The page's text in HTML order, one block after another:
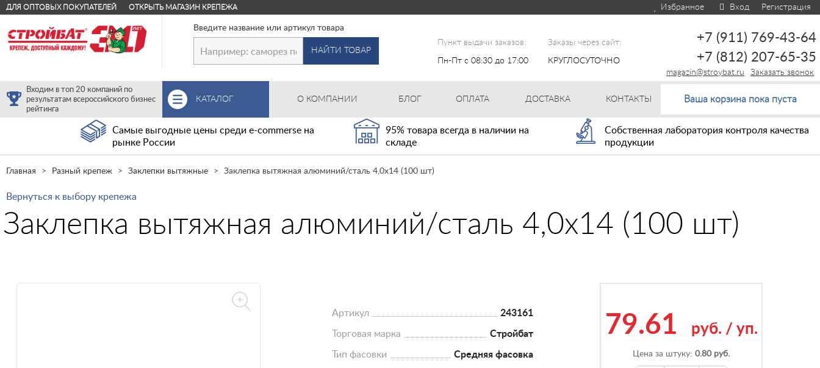
ДЛЯ ОПТОВЫХ ПОКУПАТЕЛЕЙ ОТКРЫТЬ МАГАЗИН КРЕПЕЖА Избранное Вход Регистрация
Введите название или артикул товара
НАЙТИ ТОВАР
Пункт выдачи заказов:
Пн-Пт с 08:30 до 17:00
Заказы через сайт:
КРУГЛОСУТОЧНО
+7 (911) 769-43-64
+7 (812) 207-65-35
Заказать звонок
magazin@stroybat.ru
Входим в топ 20 компаний по
результатам всероссийского бизнес
рейтинга
КАТАЛОГ О КОМПАНИИ БЛОГ ОПЛАТА ДОСТАВКА КОНТАКТЫ Ваша корзина пока пуста
Самые выгодные цены среди e-commerse на
рынке России
95% товара всегда в наличии на
складе
Собственная лаборатория контроля качества
продукции
Главная Разный крепеж Заклепки вытяжные Заклепка вытяжная алюминий/сталь 4,0х14 (100 шт)
Вернуться к выбору крепежа
Заклепка вытяжная алюминий/сталь 4,0х14 (100 шт)
Артикул 243161
Торговая марка Стройбат
Тип фасовки Средняя фасовка
79.61 руб. / уп.
Цена за штуку:0.80 руб.